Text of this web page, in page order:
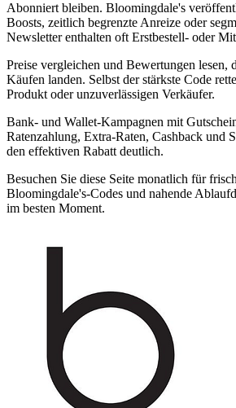
Abonniert bleiben. Bloomingdale's
Boosts, zeitlich begrenzte Anreize oder
Newsletter enthalten oft Erstbestell- oder
Preise vergleichen und Bewertungen lesen,
Käufen landen. Selbst der stärkste Code
Produkt oder unzuverlässigen Verkäufer.
Bank- und Wallet-Kampagnen mit
Ratenzahlung, Extra-Raten, Cashback und
den effektiven Rabatt deutlich.
Besuchen Sie diese Seite monatlich für
Bloomingdale's-Codes und nahende
im besten Moment.